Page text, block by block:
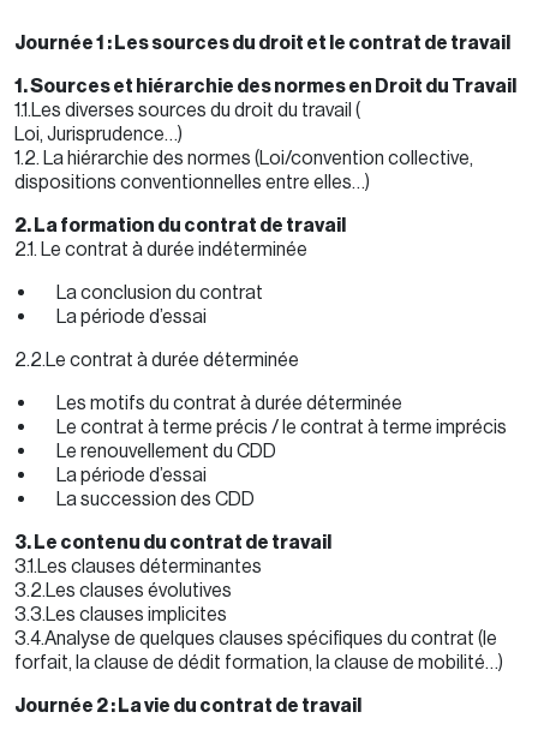
Journée 1 : Les sources du droit et le contrat de travail
1. Sources et hiérarchie des normes en Droit du Travail
1.1.Les diverses sources du droit du travail (
Loi, Jurisprudence…)
1.2. La hiérarchie des normes (Loi/convention collective,
dispositions conventionnelles entre elles…)
2. La formation du contrat de travail
2.1. Le contrat à durée indéterminée
La conclusion du contrat
La période d’essai
2.2.Le contrat à durée déterminée
Les motifs du contrat à durée déterminée
Le contrat à terme précis / le contrat à terme imprécis
Le renouvellement du CDD
La période d’essai
La succession des CDD
3. Le contenu du contrat de travail
3.1.Les clauses déterminantes
3.2.Les clauses évolutives
3.3.Les clauses implicites
3.4.Analyse de quelques clauses spécifiques du contrat (le
forfait, la clause de dédit formation, la clause de mobilité…)
Journée 2 : La vie du contrat de travail